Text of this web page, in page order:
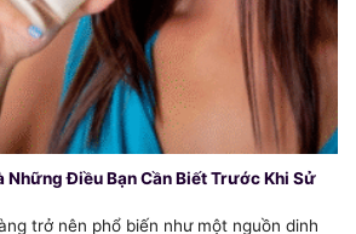
Những Điều Bạn Cần Biết Trước Khi Sử
trở nên phổ biến như một nguồn dinh